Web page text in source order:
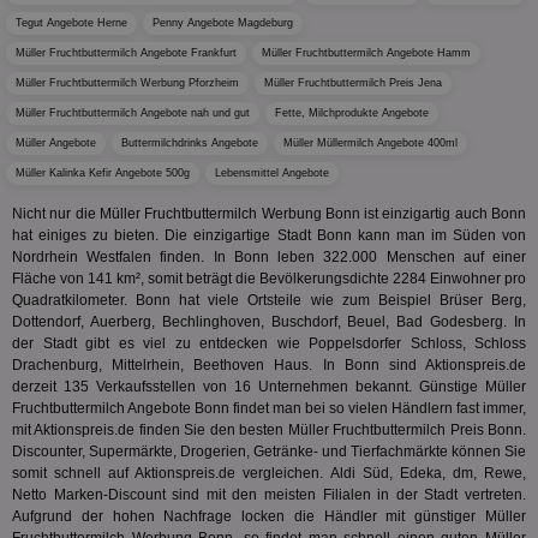
Tegut Angebote Herne Penny Angebote Magdeburg
Müller Fruchtbuttermilch Angebote Frankfurt Müller Fruchtbuttermilch Angebote Hamm
Müller Fruchtbuttermilch Werbung Pforzheim Müller Fruchtbuttermilch Preis Jena
Müller Fruchtbuttermilch Angebote nah und gut Fette, Milchprodukte Angebote
Müller Angebote Buttermilchdrinks Angebote Müller Müllermilch Angebote 400ml
Müller Kalinka Kefir Angebote 500g Lebensmittel Angebote
Nicht nur die Müller Fruchtbuttermilch Werbung Bonn ist einzigartig auch Bonn
hat einiges zu bieten. Die einzigartige Stadt Bonn kann man im Süden von
Nordrhein Westfalen finden. In Bonn leben 322.000 Menschen auf einer
Fläche von 141 km², somit beträgt die Bevölkerungsdichte 2284 Einwohner pro
Quadratkilometer. Bonn hat viele Ortsteile wie zum Beispiel Brüser Berg,
Dottendorf, Auerberg, Bechlinghoven, Buschdorf, Beuel, Bad Godesberg. In
der Stadt gibt es viel zu entdecken wie Poppelsdorfer Schloss, Schloss
Drachenburg, Mittelrhein, Beethoven Haus. In Bonn sind Aktionspreis.de
derzeit 135 Verkaufsstellen von 16 Unternehmen bekannt. Günstige Müller
Fruchtbuttermilch Angebote Bonn findet man bei so vielen Händlern fast immer,
mit Aktionspreis.de finden Sie den besten Müller Fruchtbuttermilch Preis Bonn.
Discounter, Supermärkte, Drogerien, Getränke- und Tierfachmärkte können Sie
somit schnell auf Aktionspreis.de vergleichen. Aldi Süd, Edeka, dm, Rewe,
Netto Marken-Discount sind mit den meisten Filialen in der Stadt vertreten.
Aufgrund der hohen Nachfrage locken die Händler mit günstiger Müller
IDSYNC
Verizon
Communications Inc.
.analytics.yahoo.com
1 Jahr
TestIfCookieP
Smart AdServer SAS
.smartadserver.com
1 Jahr 1
Monat
KRTBCOOKIE_80
PubMatic, Inc.
.pubmatic.com
3 Monate